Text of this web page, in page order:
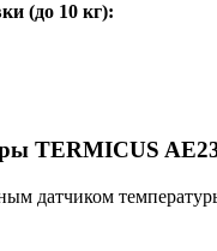
(до 10 кг):
TERMICUS
датчиком